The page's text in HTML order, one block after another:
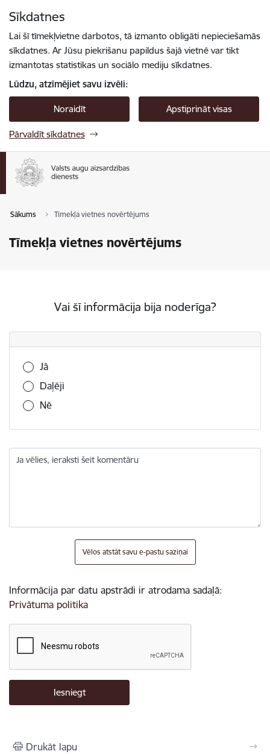
Sīkdatnes
Lai šī tīmekļvietne darbotos, tā izmanto obligāti nepieciešamās
sīkdatnes. Ar Jūsu piekrišanu papildus šajā vietnē var tikt
izmantotas statistikas un sociālo mediju sīkdatnes.
Lūdzu, atzīmējiet savu izvēli:
Noraidīt Apstiprināt visas
Pārvaldīt sīkdatnes
Sākums Tīmekļa vietnes novērtējums
Tīmekļa vietnes novērtējums
Vai šī informācija bija noderīga?
Vai šī informācija bija noderīga?
Jā
Daļēji
Nē
Ja vēlies, ieraksti šeit komentāru
Vēlos atstāt savu e-pastu saziņai
Informācija par datu apstrādi ir atrodama sadaļā:
Privātuma politika
Drukāt lapu